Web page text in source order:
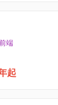
端
起